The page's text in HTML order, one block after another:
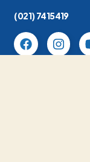
(021) 7415419